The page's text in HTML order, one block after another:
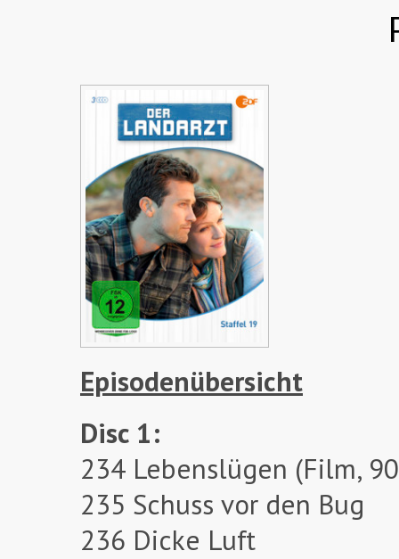
Episodenübersicht
Disc 1:
234 Lebenslügen (Film,
235 Schuss vor den Bug
236 Dicke Luft